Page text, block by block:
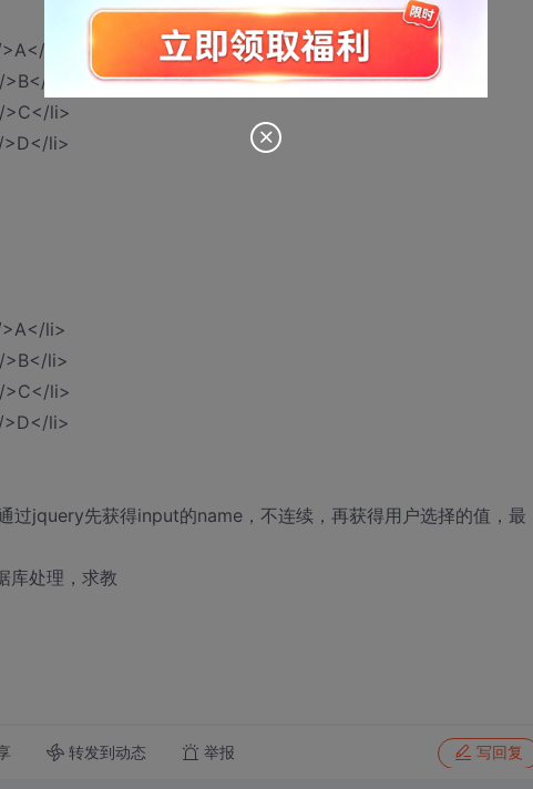
li>
li>
>C</li>
>D</li>
li>
>B</li>
>C</li>
>D</li>
过jquery先获得input的name，不连续，再获得用户选择的值，最
库处理，求教
转发到动态 举报 写回复